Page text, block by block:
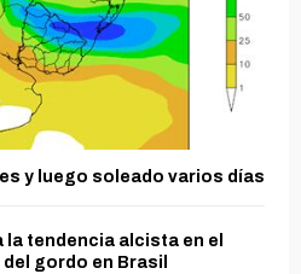
y luego soleado varios días
la tendencia alcista en el
gordo en Brasil